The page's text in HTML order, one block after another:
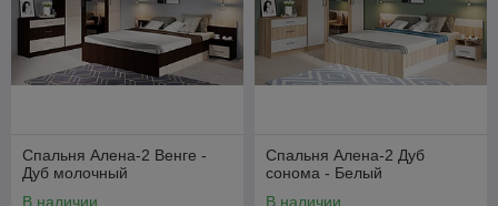
Спальня Алена-2 Венге -
Дуб молочный
В наличии
Спальня Алена-2 Дуб
сонома - Белый
В наличии